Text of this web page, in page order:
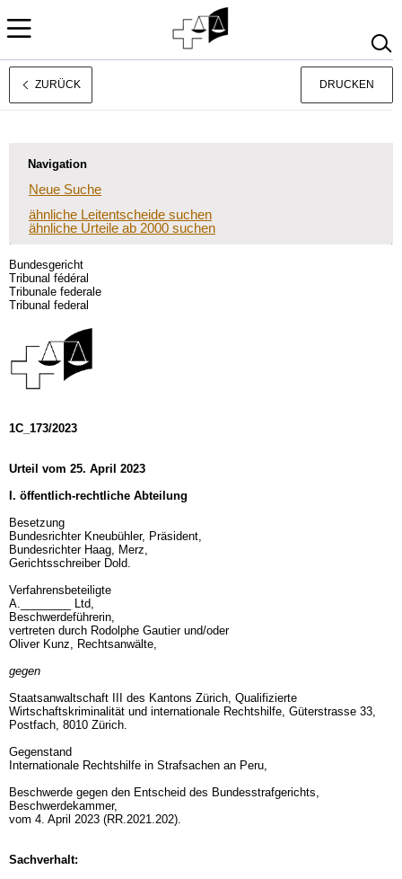
Français
ZURÜCK DRUCKEN
Navigation
Neue Suche
ähnliche Leitentscheide suchen
ähnliche Urteile ab 2000 suchen
Bundesgericht
Tribunal fédéral
Tribunale federale
Tribunal federal
1C_173/2023
Urteil vom 25. April 2023
I. öffentlich-rechtliche Abteilung
Besetzung
Bundesrichter Kneubühler, Präsident,
Bundesrichter Haag, Merz,
Gerichtsschreiber Dold.
Verfahrensbeteiligte
A.________ Ltd,
Beschwerdeführerin,
vertreten durch Rodolphe Gautier und/oder
Oliver Kunz, Rechtsanwälte,
gegen
Staatsanwaltschaft III des Kantons Zürich, Qualifizierte
Wirtschaftskriminalität und internationale Rechtshilfe, Güterstrasse 33,
Postfach, 8010 Zürich.
Gegenstand
Internationale Rechtshilfe in Strafsachen an Peru,
Beschwerde gegen den Entscheid des Bundesstrafgerichts,
Beschwerdekammer,
vom 4. April 2023 (RR.2021.202).
Sachverhalt: